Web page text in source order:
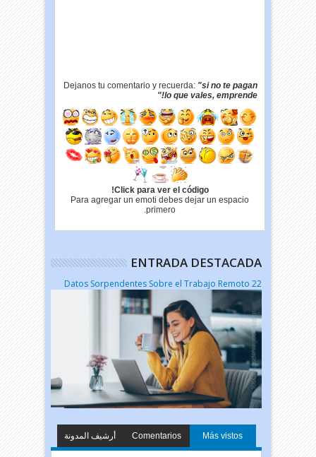
Dejanos tu comentario y recuerda: "si no te pagan
lo que vales, emprende!"
Click para ver el código!
Para agregar un emoti debes dejar un espacio
primero.
ENTRADA DESTACADA
22 Datos Sorpendentes Sobre el Trabajo Remoto
Más vistos
Comentarios أرشيف المدونة